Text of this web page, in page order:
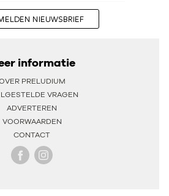
NIEUWSBRIEF
informatie
PRELUDIUM
VRAGEN
ADVERTEREN
VOORWAARDEN
CONTACT